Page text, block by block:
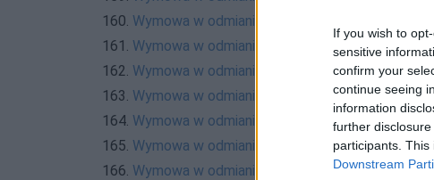
If you wish to
sensitive
confirm your
continue seeing
information
further
participants.
Downstream
160. Wymowa w odmianie
161. Wymowa w odmianie
162. Wymowa w odmianie
163. Wymowa w odmianie
164. Wymowa w odmianie
165. Wymowa w odmianie
166. Wymowa w odmianie